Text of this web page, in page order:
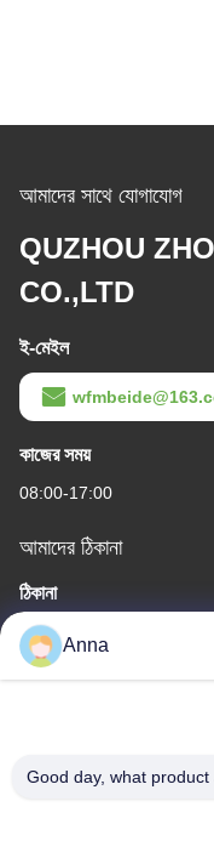
আমাদের সাথে যোগাযোগ
QUZHOU
CO.,LTD
ই-মেইল
কাজের সময়
08:00-17:00
আমাদের ঠিকানা
ঠিকানা
নং 121। কেচেং টাউন কুঝো
টেলিফোন
Anna
Good day, what